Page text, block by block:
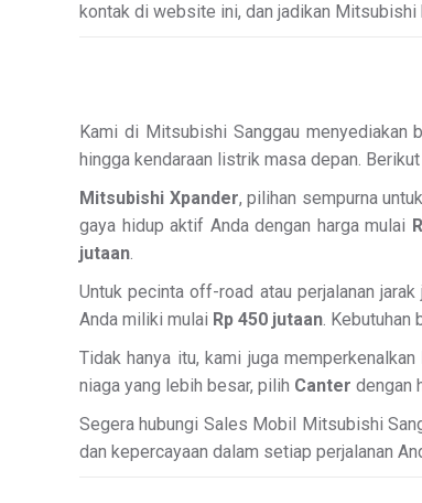
kontak di website ini, dan jadikan Mitsubishi
Kami di Mitsubishi Sanggau menyediakan
hingga kendaraan listrik masa depan.
Mitsubishi Xpander, pilihan sempurna
gaya hidup aktif Anda dengan harga mulai
jutaan.
Untuk pecinta off-road atau perjalanan jarak
Anda miliki mulai Rp 450 jutaan. Kebutuhan
Tidak hanya itu, kami juga memperkenalkan
niaga yang lebih besar, pilih Canter dengan
Segera hubungi Sales Mobil Mitsubishi
dan kepercayaan dalam setiap perjalanan